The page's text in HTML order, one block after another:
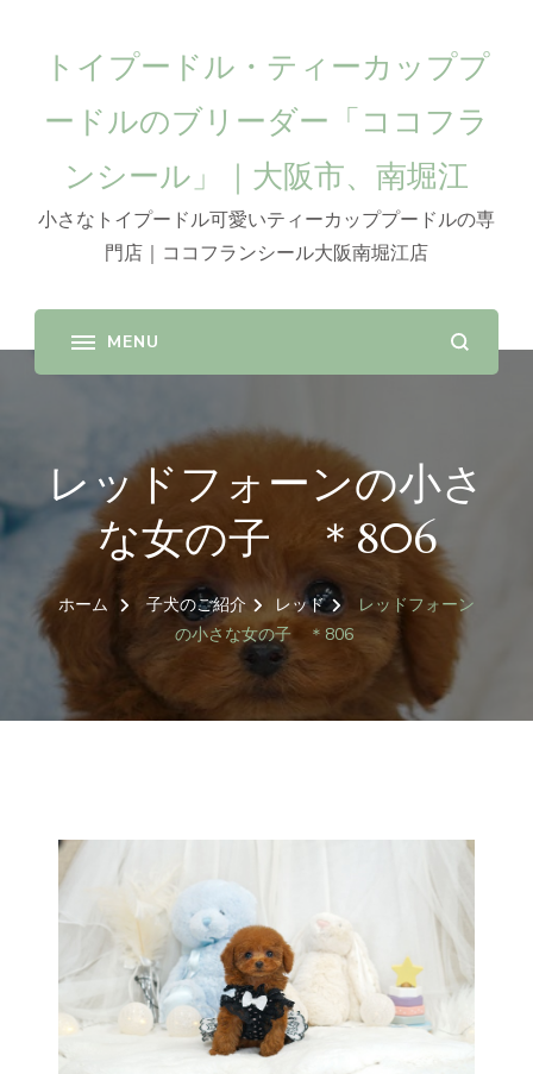
トイプードル・ティーカッププ
ードルのブリーダー「ココフラ
ンシール」｜大阪市、南堀江
小さなトイプードル可愛いティーカッププードルの専
門店｜ココフランシール大阪南堀江店
レッドフォーンの小さ
な女の子 ＊806
ホーム 子犬のご紹介 レッド
レッドフォーン
の小さな女の子 ＊806
トイプードル